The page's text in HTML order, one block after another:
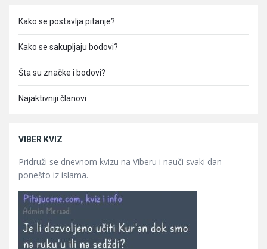
Kako se postavlja pitanje?
Kako se sakupljaju bodovi?
Šta su značke i bodovi?
Najaktivniji članovi
VIBER KVIZ
Pridruži se dnevnom kvizu na Viberu i nauči svaki dan
ponešto iz islama.